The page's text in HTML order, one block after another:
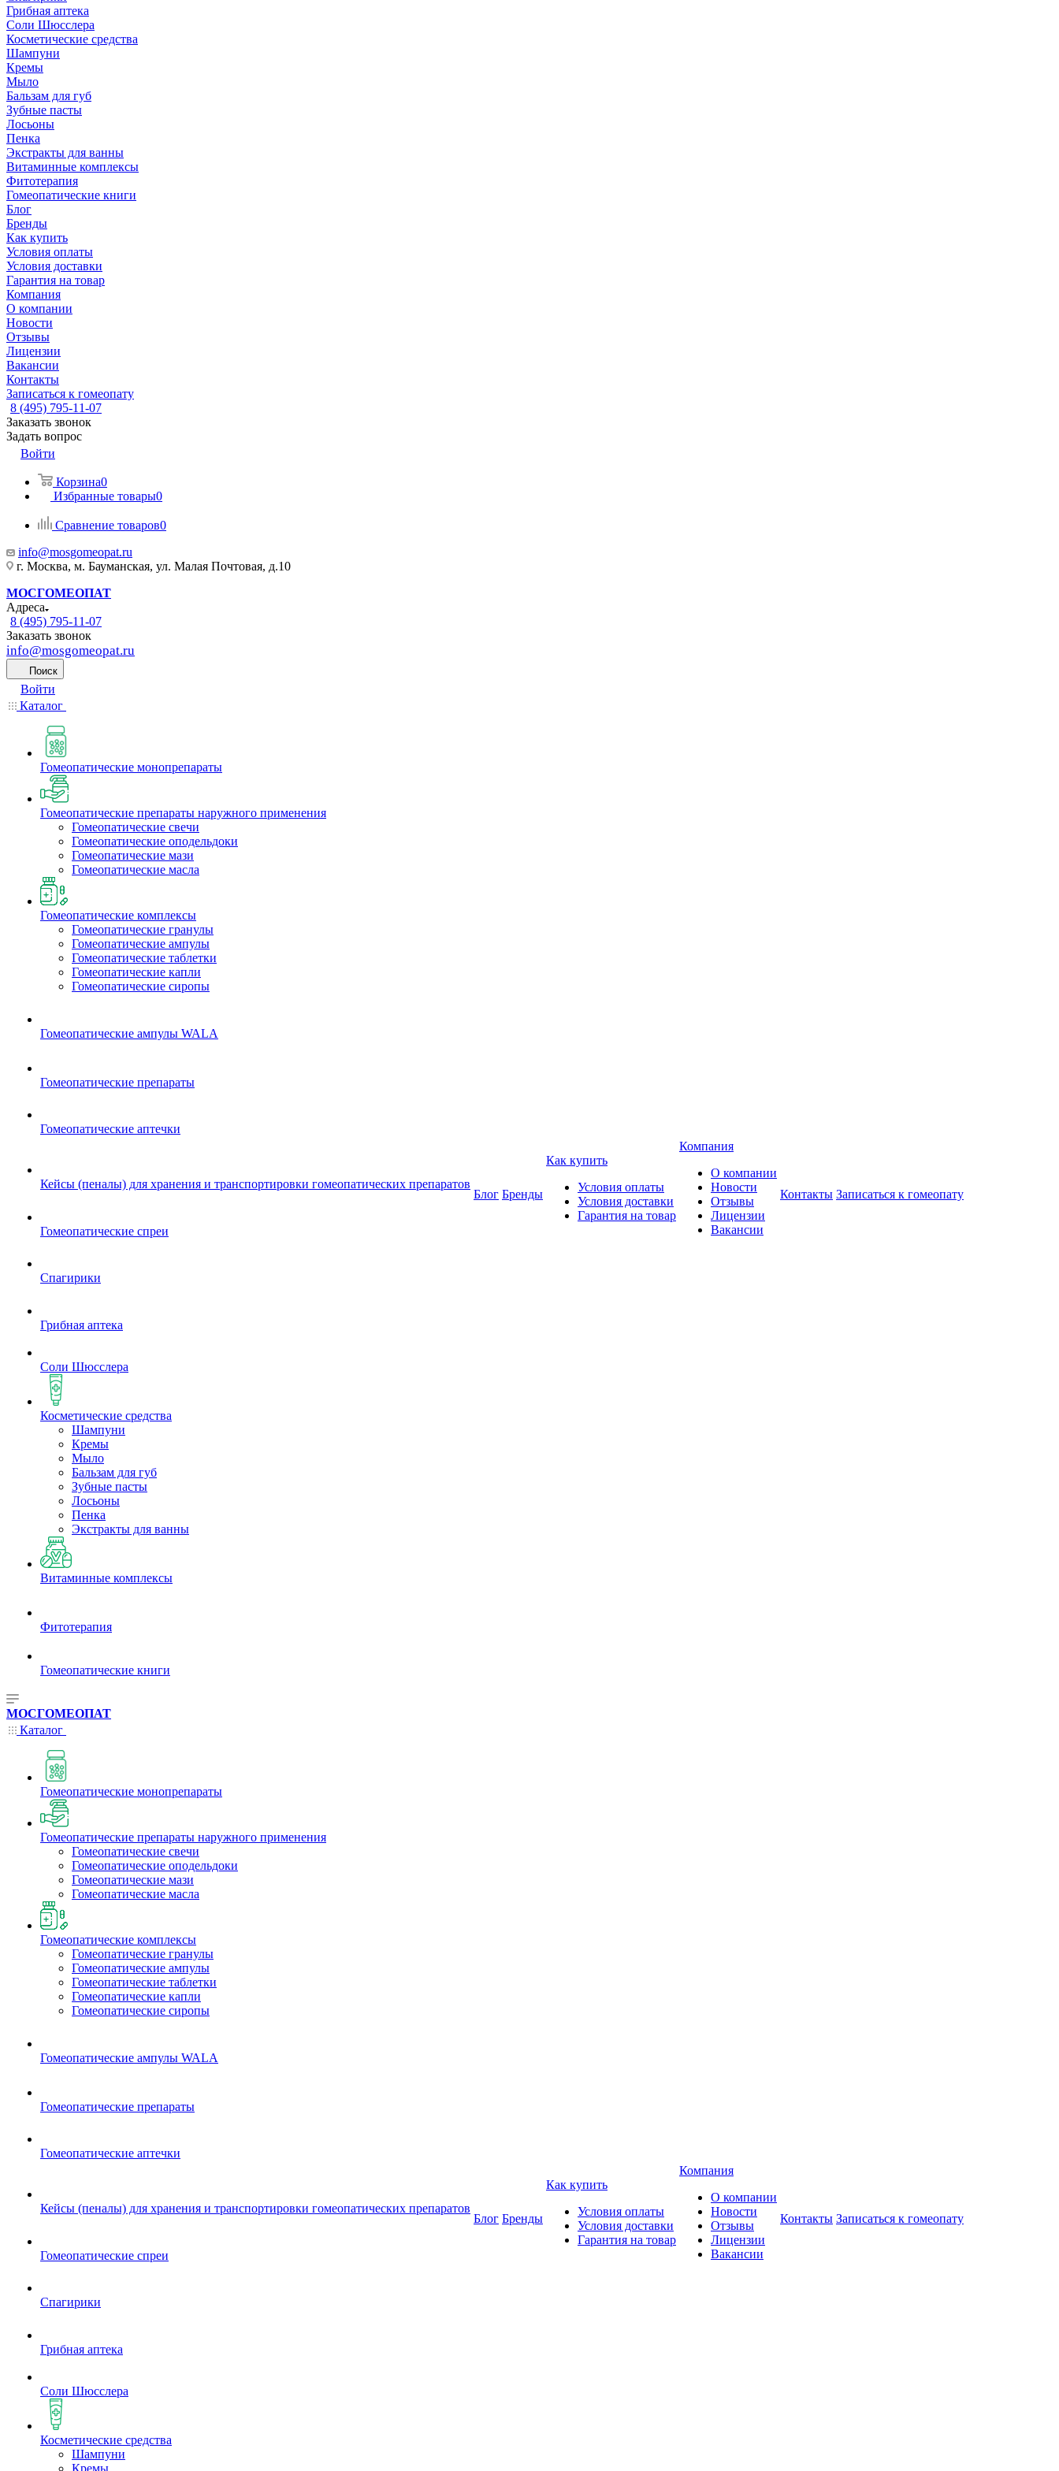
Грибная аптека
Соли Шюсслера
Косметические средства
Шампуни
Кремы
Мыло
Бальзам для губ
Зубные пасты
Лосьоны
Пенка
Экстракты для ванны
Витаминные комплексы
Фитотерапия
Гомеопатические книги
Блог
Бренды
Как купить
Условия оплаты
Условия доставки
Гарантия на товар
Компания
О компании
Новости
Отзывы
Лицензии
Вакансии
Контакты
Записаться к гомеопату
8 (495) 795-11-07
Заказать звонок
Задать вопрос
Войти
Корзина0
Избранные товары0
Сравнение товаров0
info@mosgomeopat.ru
г. Москва, м. Бауманская, ул. Малая Почтовая, д.10
МОСГОМЕОПАТ
Адреса
8 (495) 795-11-07
Заказать звонок
info@mosgomeopat.ru
Поиск
Войти
Каталог
Гомеопатические монопрепараты
Гомеопатические препараты наружного применения
Гомеопатические свечи
Гомеопатические оподельдоки
Гомеопатические мази
Гомеопатические масла
Гомеопатические комплексы
Гомеопатические гранулы
Гомеопатические ампулы
Гомеопатические таблетки
Гомеопатические капли
Гомеопатические сиропы
Гомеопатические ампулы WALA
Гомеопатические препараты
Гомеопатические аптечки
Кейсы (пеналы) для хранения и транспортировки гомеопатических препаратов
Гомеопатические спреи
Спагирики
Грибная аптека
Соли Шюсслера
Косметические средства
Шампуни
Кремы
Мыло
Бальзам для губ
Зубные пасты
Лосьоны
Пенка
Экстракты для ванны
Витаминные комплексы
Фитотерапия
Гомеопатические книги
Блог Бренды
Как купить
Условия оплаты
Условия доставки
Гарантия на товар
Компания
О компании
Новости
Отзывы
Лицензии
Вакансии
Контакты Записаться к гомеопату
МОСГОМЕОПАТ
Каталог
Гомеопатические монопрепараты
Гомеопатические препараты наружного применения
Гомеопатические свечи
Гомеопатические оподельдоки
Гомеопатические мази
Гомеопатические масла
Гомеопатические комплексы
Гомеопатические гранулы
Гомеопатические ампулы
Гомеопатические таблетки
Гомеопатические капли
Гомеопатические сиропы
Гомеопатические ампулы WALA
Гомеопатические препараты
Гомеопатические аптечки
Кейсы (пеналы) для хранения и транспортировки гомеопатических препаратов
Гомеопатические спреи
Спагирики
Грибная аптека
Соли Шюсслера
Косметические средства
Шампуни
Кремы
Блог Бренды
Как купить
Условия оплаты
Условия доставки
Гарантия на товар
Компания
О компании
Новости
Отзывы
Лицензии
Вакансии
Контакты Записаться к гомеопату